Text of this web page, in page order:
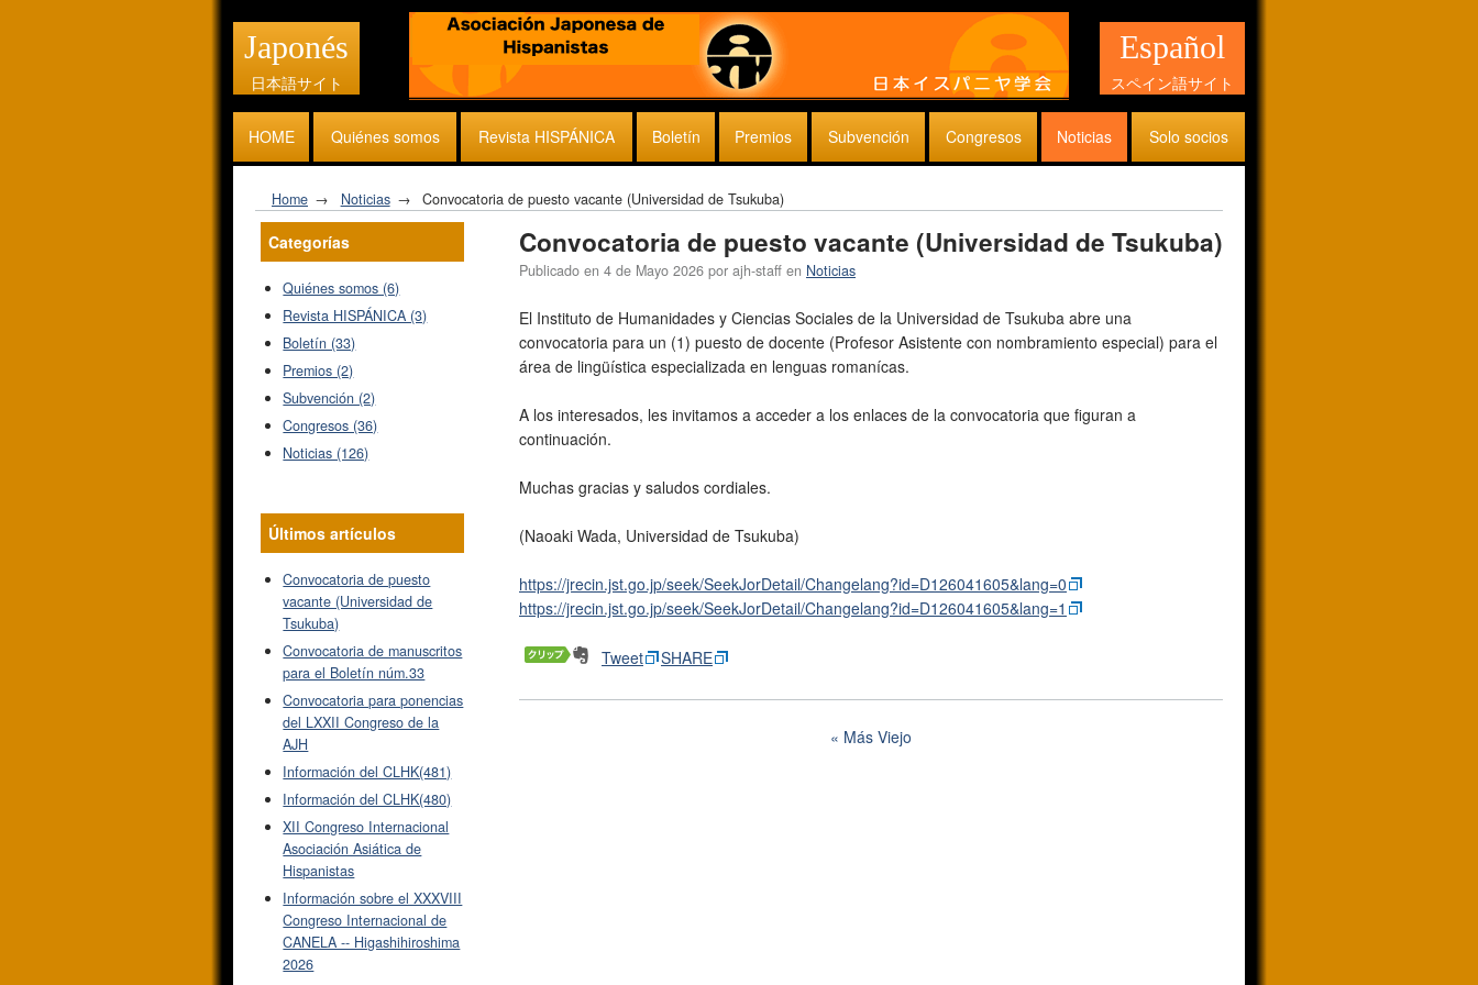
Japonés
日本語サイト
Español
スペイン語サイト
HOME Quiénes somos Revista HISPÁNICA Boletín Premios Subvención Congresos Noticias Solo socios
Home Noticias Convocatoria de puesto vacante (Universidad de Tsukuba)
Convocatoria de puesto vacante (Universidad de Tsukuba)
Publicado en 4 de Mayo 2026 por ajh-staff en Noticias
El Instituto de Humanidades y Ciencias Sociales de la Universidad de Tsukuba abre una
convocatoria para un (1) puesto de docente (Profesor Asistente con nombramiento especial) para el
área de lingüística especializada en lenguas romanícas.
A los interesados, les invitamos a acceder a los enlaces de la convocatoria que figuran a
continuación.
Muchas gracias y saludos cordiales.
(Naoaki Wada, Universidad de Tsukuba)
https://jrecin.jst.go.jp/seek/SeekJorDetail/Changelang?id=D126041605&lang=0
https://jrecin.jst.go.jp/seek/SeekJorDetail/Changelang?id=D126041605&lang=1
Tweet SHARE
Más Viejo
Categorías
Quiénes somos (6)
Revista HISPÁNICA (3)
Boletín (33)
Premios (2)
Subvención (2)
Congresos (36)
Noticias (126)
Últimos artículos
Convocatoria de puesto
vacante (Universidad de
Tsukuba)
Convocatoria de manuscritos
para el Boletín núm.33
Convocatoria para ponencias
del LXXII Congreso de la
AJH
Información del CLHK(481)
Información del CLHK(480)
XII Congreso Internacional
Asociación Asiática de
Hispanistas
Información sobre el XXXVIII
Congreso Internacional de
CANELA -- Higashihiroshima
2026